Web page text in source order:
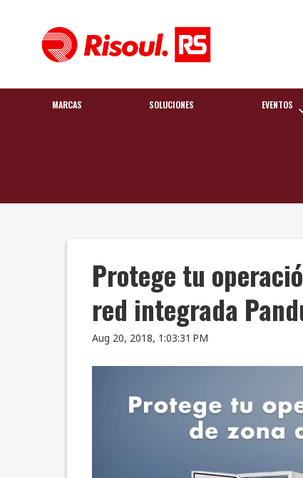
MARCAS SOLUCIONES EVENTOS
Protege tu
red integrada
Aug 20, 2018, 1:03:31 PM